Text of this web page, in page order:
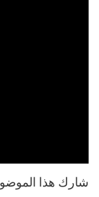
شارك هذا